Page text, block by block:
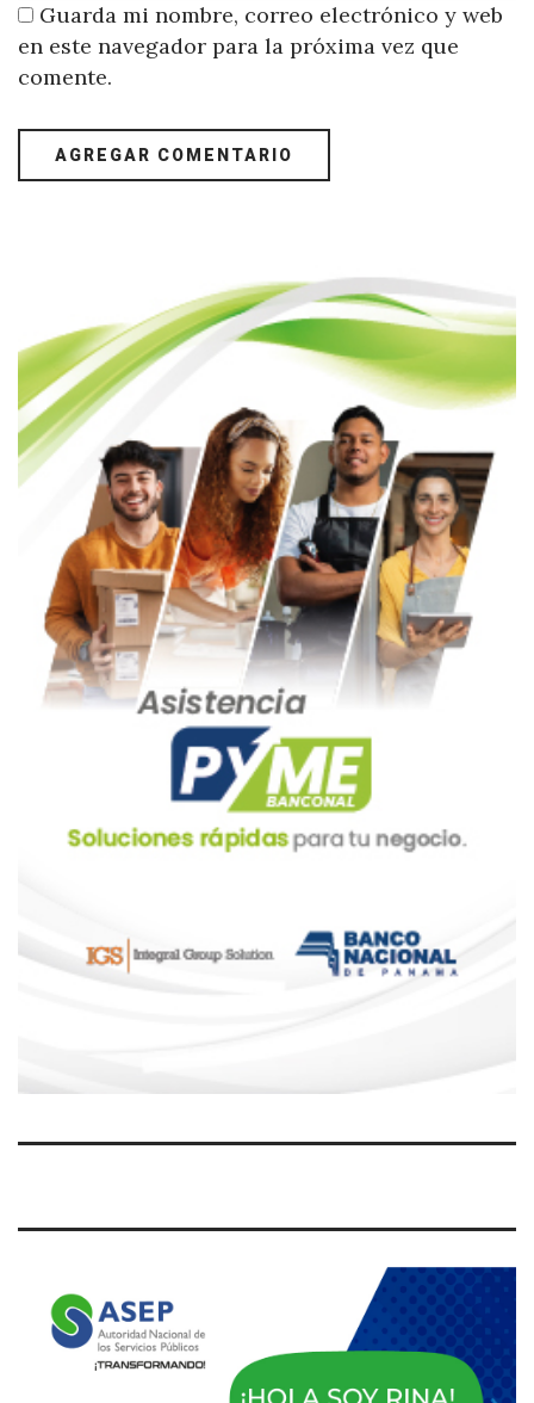
Guarda mi nombre, correo electrónico y web
en este navegador para la próxima vez que
comente.